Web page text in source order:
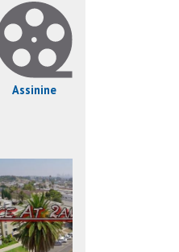
Assinine